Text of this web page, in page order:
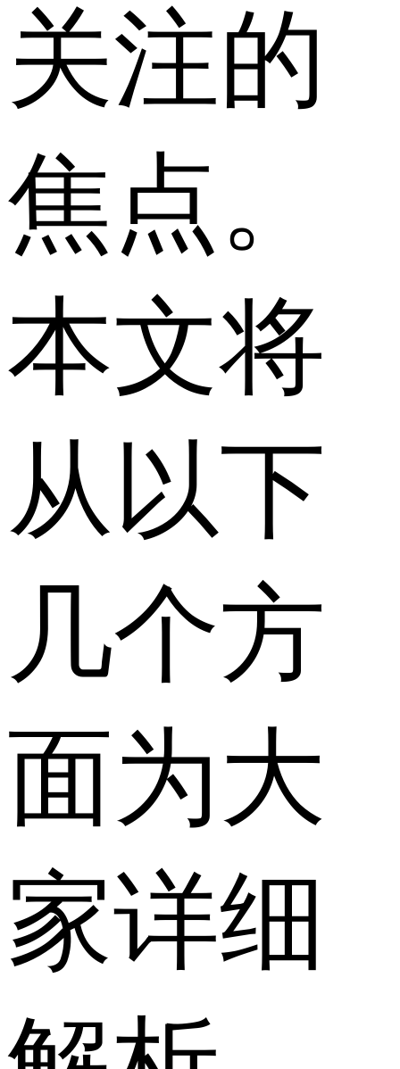
关注的
焦点。
本文将
从以下
几个方
面为大
家详细